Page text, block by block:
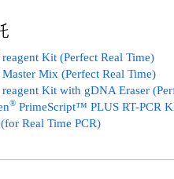
Kit (Perfect Real Time)
Mix (Perfect Real Time)
Kit with gDNA Eraser
® PrimeScript™ PLUS RT-PCR
Real Time PCR)